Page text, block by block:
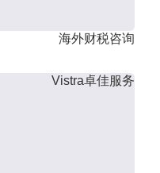
海外财税咨询
Vistra卓佳服务